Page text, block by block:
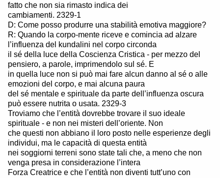
fatto che non sia rimasto indica dei
cambiamenti. 2329-1
D: Come posso produrre una stabilità emotiva maggiore?
R: Quando la corpo-mente riceve e comincia ad alzare
l’influenza del kundalini nel corpo circonda
il sé della luce della Coscienza Cristica - per mezzo del
pensiero, a parole, imprimendolo sul sé. E
in quella luce non si può mai fare alcun danno al sé o alle
emozioni del corpo, e mai alcuna paura
del sé mentale e spirituale da parte dell’influenza oscura
può essere nutrita o usata. 2329-3
Troviamo che l’entità dovrebbe trovare il suo ideale
spirituale - e non nei misteri dell’oriente. Non
che questi non abbiano il loro posto nelle esperienze degli
individui, ma le capacità di questa entità
nei soggiorni terreni sono state tali che, a meno che non
venga presa in considerazione l’intera
Forza Creatrice e che l’entità non diventi tutt’uno con